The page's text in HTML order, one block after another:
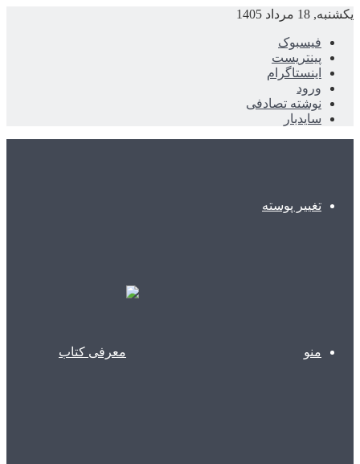
یکشنبه, 18 مرداد 1405
فیسبوک
پینتریست
اینستاگرام
ورود
نوشته تصادفی
سایدبار
تغییر پوسته
منو